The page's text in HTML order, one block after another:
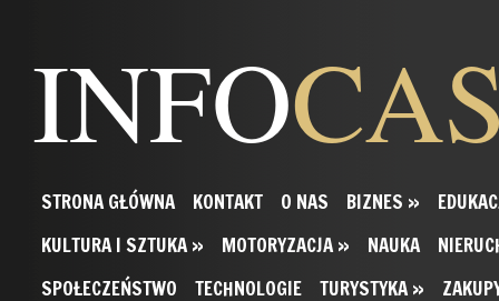
INFO
STRONA GŁÓWNA KONTAKT O NAS BIZNES »
KULTURA I SZTUKA » MOTORYZACJA » NAUKA
SPOŁECZEŃSTWO
TECHNOLOGIE TURYSTYKA »